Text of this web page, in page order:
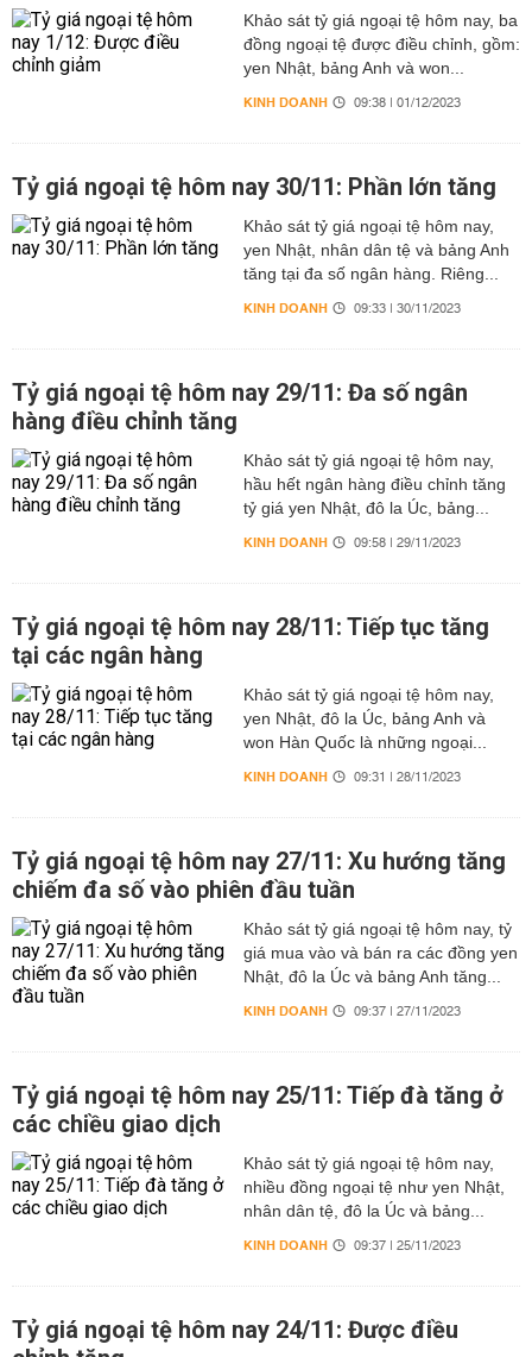
Khảo sát tỷ giá ngoại tệ hôm nay, ba
đồng ngoại tệ được điều chỉnh, gồm:
yen Nhật, bảng Anh và won...
KINH DOANH 09:38 | 01/12/2023
Tỷ giá ngoại tệ hôm nay 30/11: Phần lớn tăng
Khảo sát tỷ giá ngoại tệ hôm nay,
yen Nhật, nhân dân tệ và bảng Anh
tăng tại đa số ngân hàng. Riêng...
KINH DOANH 09:33 | 30/11/2023
Tỷ giá ngoại tệ hôm nay 29/11: Đa số ngân
hàng điều chỉnh tăng
Khảo sát tỷ giá ngoại tệ hôm nay,
hầu hết ngân hàng điều chỉnh tăng
tỷ giá yen Nhật, đô la Úc, bảng...
KINH DOANH 09:58 | 29/11/2023
Tỷ giá ngoại tệ hôm nay 28/11: Tiếp tục tăng
tại các ngân hàng
Khảo sát tỷ giá ngoại tệ hôm nay,
yen Nhật, đô la Úc, bảng Anh và
won Hàn Quốc là những ngoại...
KINH DOANH 09:31 | 28/11/2023
Tỷ giá ngoại tệ hôm nay 27/11: Xu hướng tăng
chiếm đa số vào phiên đầu tuần
Khảo sát tỷ giá ngoại tệ hôm nay, tỷ
giá mua vào và bán ra các đồng yen
Nhật, đô la Úc và bảng Anh tăng...
KINH DOANH 09:37 | 27/11/2023
Tỷ giá ngoại tệ hôm nay 25/11: Tiếp đà tăng ở
các chiều giao dịch
Khảo sát tỷ giá ngoại tệ hôm nay,
nhiều đồng ngoại tệ như yen Nhật,
nhân dân tệ, đô la Úc và bảng...
KINH DOANH 09:37 | 25/11/2023
Tỷ giá ngoại tệ hôm nay 24/11: Được điều